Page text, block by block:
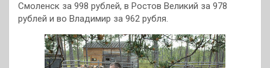
Смоленск за 998 рублей, в Ростов Великий за 978
рублей и во Владимир за 962 рубля.